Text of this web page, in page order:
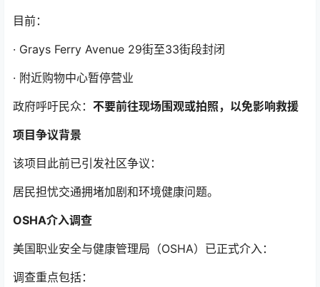
目前：
· Grays Ferry Avenue 29街至33街段封闭
· 附近购物中心暂停营业
政府呼吁民众： 不要前往现场围观或拍照，以免影响救援
项目争议背景
该项目此前已引发社区争议：
居民担忧交通拥堵加剧和环境健康问题。
OSHA介入调查
美国职业安全与健康管理局（OSHA）已正式介入：
调查重点包括：